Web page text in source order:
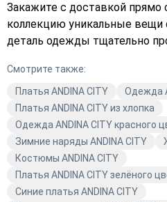
Закажите с доставкой прямо
коллекцию уникальные вещи
деталь одежды тщательно
упустите возможность
по выгодной цене. Выберите
оформите заказ уже сегодня!
Смотрите также:
Платья ANDINA CITY
Одежда
Платья ANDINA CITY из хлопка
Одежда ANDINA CITY красного
Зимние наряды ANDINA CITY
Костюмы ANDINA CITY
Платья ANDINA CITY зелёного
Синие платья ANDINA CITY